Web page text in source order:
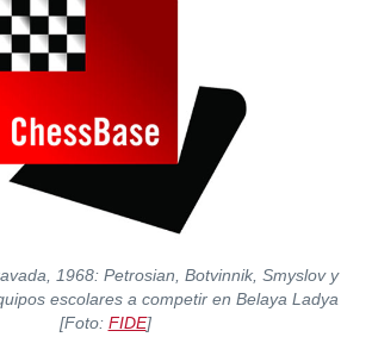
1968: Petrosian, Botvinnik, Smyslov y
escolares a competir en Belaya Ladya
[Foto: FIDE]